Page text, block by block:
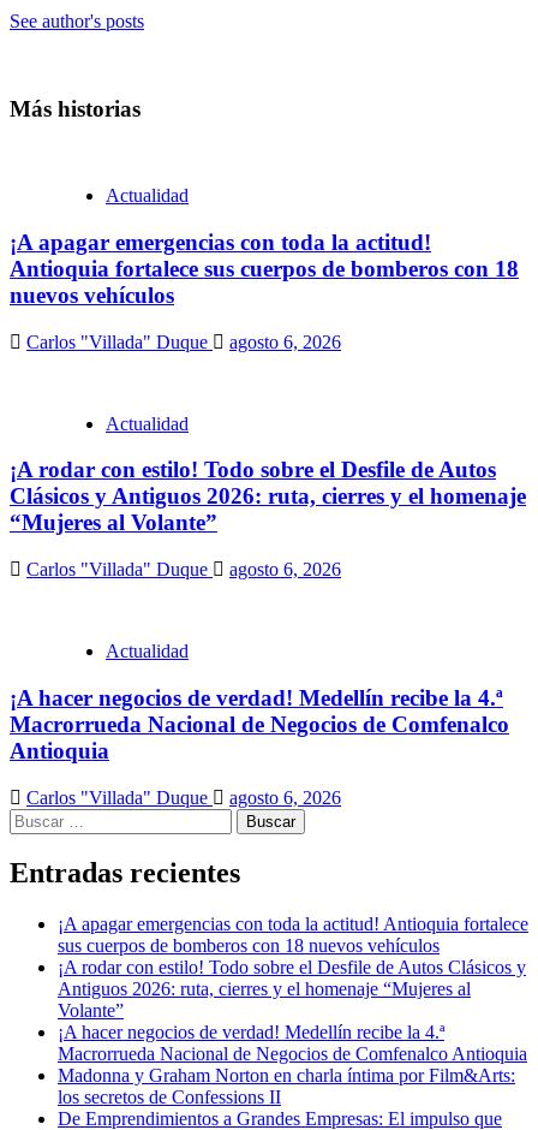
See author's posts
Más historias
Actualidad
¡A apagar emergencias con toda la actitud!
Antioquia fortalece sus cuerpos de bomberos con 18
nuevos vehículos
Carlos "Villada" Duque agosto 6, 2026
Actualidad
¡A rodar con estilo! Todo sobre el Desfile de Autos
Clásicos y Antiguos 2026: ruta, cierres y el homenaje
“Mujeres al Volante”
Carlos "Villada" Duque agosto 6, 2026
Actualidad
¡A hacer negocios de verdad! Medellín recibe la 4.ª
Macrorrueda Nacional de Negocios de Comfenalco
Antioquia
Carlos "Villada" Duque
agosto 6, 2026
Buscar:
Entradas recientes
¡A apagar emergencias con toda la actitud! Antioquia fortalece
sus cuerpos de bomberos con 18 nuevos vehículos
¡A rodar con estilo! Todo sobre el Desfile de Autos Clásicos y
Antiguos 2026: ruta, cierres y el homenaje “Mujeres al
Volante”
¡A hacer negocios de verdad! Medellín recibe la 4.ª
Macrorrueda Nacional de Negocios de Comfenalco Antioquia
Madonna y Graham Norton en charla íntima por Film&Arts:
los secretos de Confessions II
De Emprendimientos a Grandes Empresas: El impulso que